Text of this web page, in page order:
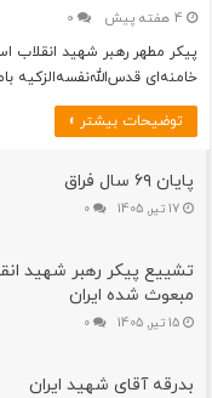
4 هفته پیش
0
پیکر مطهر رهبر شهید
خامنه‌ای قدس‌الله‌نفسه‌الزکیه
توضیحات بیشتر »
پایان ۶۹ سال فراق
17 تیر, 1405 0
تشییع پیکر رهبر شهید
مبعوث شده ایران
15 تیر, 1405 0
بدرقه آقای شهید ایران